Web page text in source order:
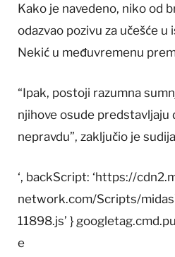
Kako je navedeno, niko od
odazvao pozivu za učešće u
Nekić u međuvremenu
“Ipak, postoji razumna
njihove osude predstavljaju
nepravdu”, zaključio je
‘, backScript: ‘https://
network.com/Scripts/
11898.js’ }
e